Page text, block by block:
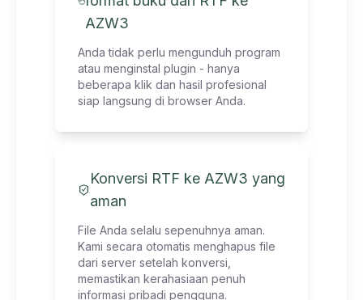
AZW3
Anda tidak perlu mengunduh program
atau menginstal plugin - hanya
beberapa klik dan hasil profesional
siap langsung di browser Anda.
Konversi RTF ke AZW3 yang
aman
File Anda selalu sepenuhnya aman.
Kami secara otomatis menghapus file
dari server setelah konversi,
memastikan kerahasiaan penuh
informasi pribadi pengguna.